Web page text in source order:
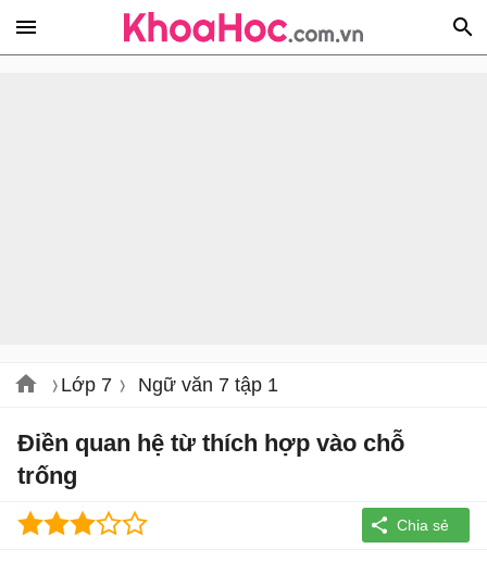
Lớp 7 Ngữ văn 7 tập 1
Điền quan hệ từ thích hợp vào chỗ
trống